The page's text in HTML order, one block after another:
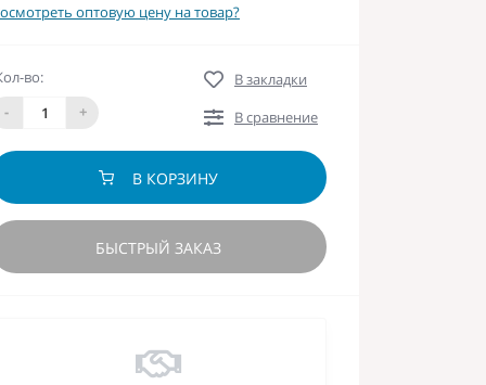
оптовую цену на товар?
во:
-
+
В закладки
В сравнение
В КОРЗИНУ
БЫСТРЫЙ ЗАКАЗ